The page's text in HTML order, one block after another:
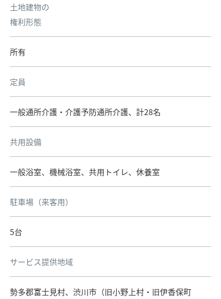
土地建物の
権利形態
所有
定員
一般通所介護・介護予防通所介護、計28名
共用設備
一般浴室、機械浴室、共用トイレ、休養室
駐車場（来客用）
5台
サービス提供地域
勢多郡富士見村、渋川市（旧小野上村・旧伊香保町